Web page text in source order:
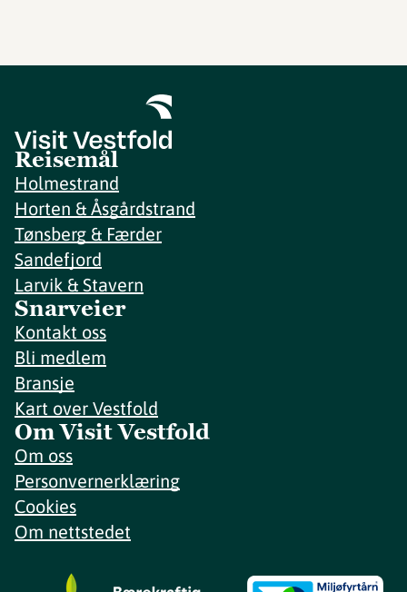
Reisemål
Holmestrand
Horten & Åsgårdstrand
Tønsberg & Færder
Sandefjord
Larvik & Stavern
Snarveier
Kontakt oss
Bli medlem
Bransje
Kart over Vestfold
Om Visit Vestfold
Om oss
Personvernerklæring
Cookies
Om nettstedet